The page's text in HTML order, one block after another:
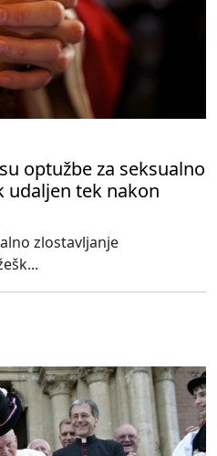
optužbe za seksualno
udaljen tek nakon
zlostavljanje